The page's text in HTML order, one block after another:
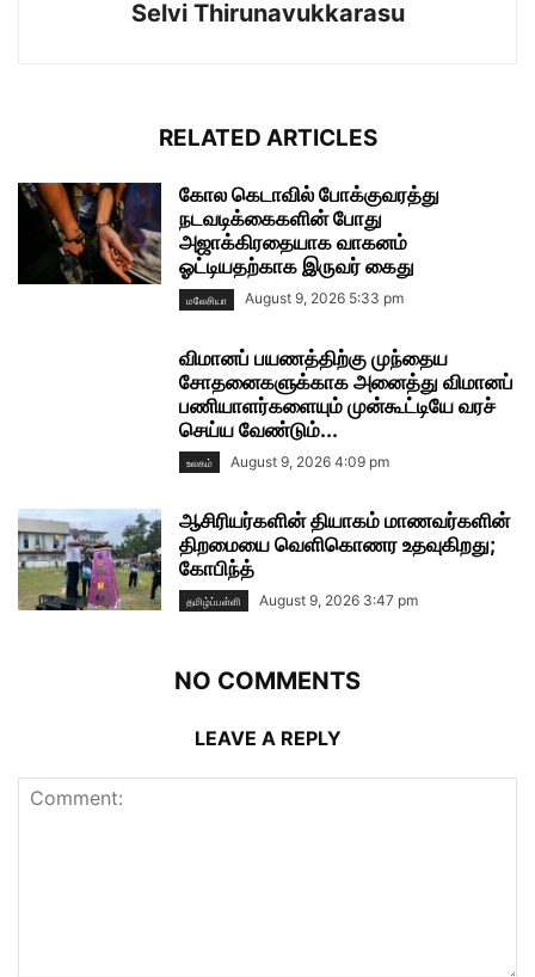
Selvi Thirunavukkarasu
RELATED ARTICLES
கோல கெடாவில் போக்குவரத்து
நடவடிக்கைகளின் போது
அஜாக்கிரதையாக வாகனம்
ஓட்டியதற்காக இருவர் கைது
மலேசியா August 9, 2026 5:33 pm
விமானப் பயணத்திற்கு முந்தைய
சோதனைகளுக்காக அனைத்து விமானப்
பணியாளர்களையும் முன்கூட்டியே வரச்
செய்ய வேண்டும்...
உலகம் August 9, 2026 4:09 pm
ஆசிரியர்களின் தியாகம் மாணவர்களின்
திறமையை வெளிகொணர உதவுகிறது;
கோபிந்த்
தமிழ்ப்பள்ளி August 9, 2026 3:47 pm
NO COMMENTS
LEAVE A REPLY